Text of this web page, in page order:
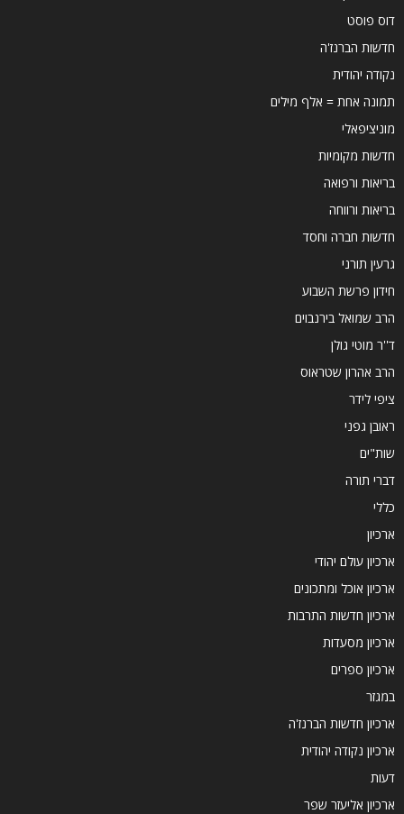
דוס פוסט
חדשות הברנז'ה
נקודה יהודית
תמונה אחת = אלף מילים
מוניציפאלי
חדשות מקומיות
בריאות ורפואה
בריאות ורווחה
חדשות חברה וחסד
גרעין תורני
חידון פרשת השבוע
הרב שמואל בירנבוים
ד''ר מוטי גולן
הרב אהרון שטראוס
ציפי לידר
ראובן גפני
שות"ים
דברי תורה
כללי
ארכיון
ארכיון עולם יהודי
ארכיון אוכל ומתכונים
ארכיון חדשות התרבות
ארכיון מסעדות
ארכיון ספרים
במגזר
ארכיון חדשות הברנז'ה
ארכיון נקודה יהודית
דעות
ארכיון אליעזר שפר